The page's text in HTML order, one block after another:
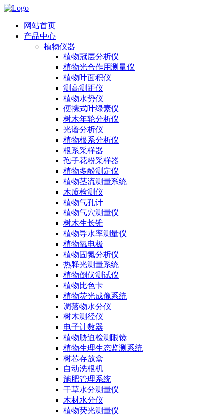
网站首页
产品中心
植物仪器
植物冠层分析仪
植物光合作用测量仪
植物叶面积仪
测高测距仪
植物水势仪
便携式叶绿素仪
树木年轮分析仪
光谱分析仪
植物根系分析仪
根系采样器
孢子花粉采样器
植物多酚测定仪
植物茎流测量系统
木质检测仪
植物气孔计
植物气穴测量仪
树木生长锥
植物导水率测量仪
植物氧电极
植物固氮分析仪
热释光测量系统
植物倒伏测试仪
植物比色卡
植物荧光成像系统
凋落物水分仪
树木测径仪
电子计数器
植物胁迫检测眼镜
植物生理生态监测系统
树芯存放盒
自动洗根机
施肥管理系统
干草水分测量仪
木材水分仪
植物荧光测量仪